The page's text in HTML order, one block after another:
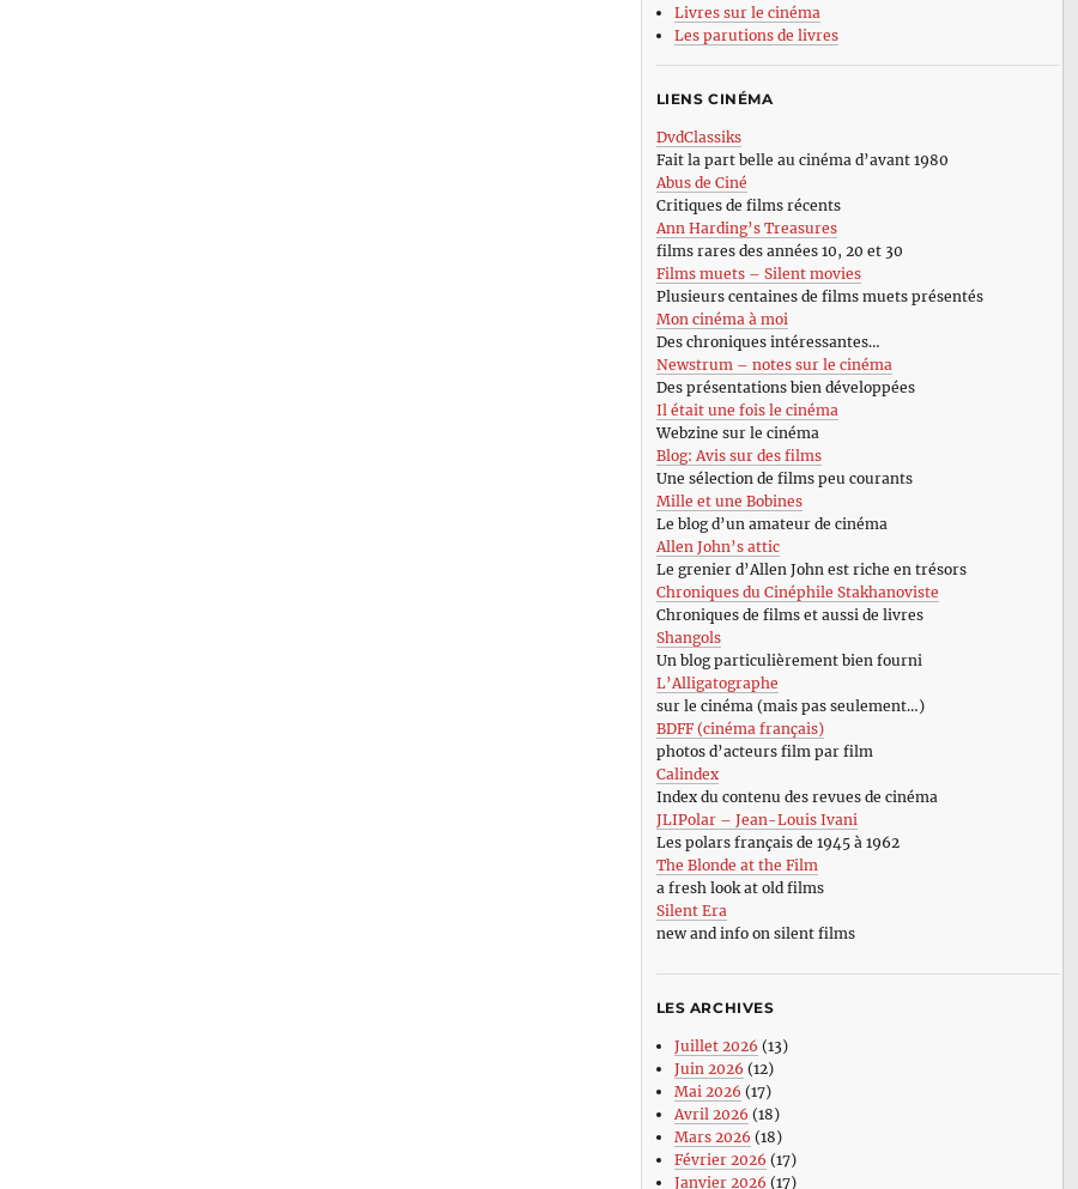
Livres sur le cinéma
Les parutions de livres
LIENS CINÉMA
DvdClassiks
Fait la part belle au cinéma d’avant 1980
Abus de Ciné
Critiques de films récents
Ann Harding’s Treasures
films rares des années 10, 20 et 30
Films muets – Silent movies
Plusieurs centaines de films muets présentés
Mon cinéma à moi
Des chroniques intéressantes…
Newstrum – notes sur le cinéma
Des présentations bien développées
Il était une fois le cinéma
Webzine sur le cinéma
Blog: Avis sur des films
Une sélection de films peu courants
Mille et une Bobines
Le blog d’un amateur de cinéma
Allen John’s attic
Le grenier d’Allen John est riche en trésors
Chroniques du Cinéphile Stakhanoviste
Chroniques de films et aussi de livres
Shangols
Un blog particulièrement bien fourni
L’Alligatographe
sur le cinéma (mais pas seulement…)
BDFF (cinéma français)
photos d’acteurs film par film
Calindex
Index du contenu des revues de cinéma
JLIPolar – Jean-Louis Ivani
Les polars français de 1945 à 1962
The Blonde at the Film
a fresh look at old films
Silent Era
new and info on silent films
LES ARCHIVES
Juillet 2026 (13)
Juin 2026 (12)
Mai 2026 (17)
Avril 2026 (18)
Mars 2026 (18)
Février 2026 (17)
Janvier 2026 (17)